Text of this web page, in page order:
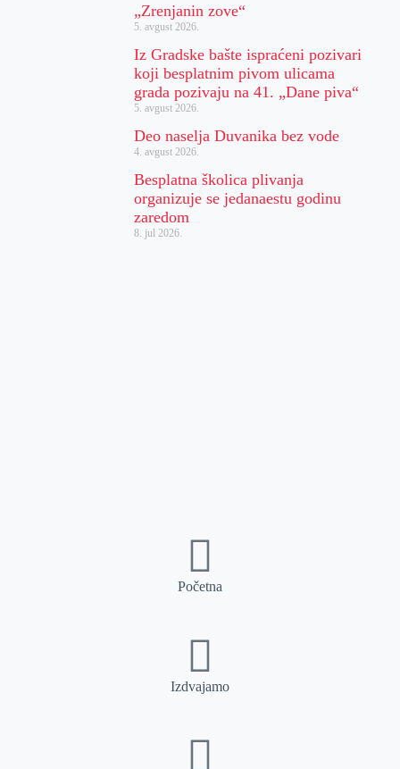
„Zrenjanin zove“
5. avgust 2026.
Iz Gradske bašte ispraćeni pozivari
koji besplatnim pivom ulicama
grada pozivaju na 41. „Dane piva“
5. avgust 2026.
Deo naselja Duvanika bez vode
4. avgust 2026.
Besplatna školica plivanja
organizuje se jedanaestu godinu
zaredom
8. jul 2026.
Početna
Izdvajamo